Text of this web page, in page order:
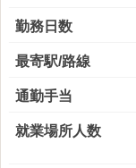
勤務日数
最寄駅/路線
通勤手当
就業場所人数